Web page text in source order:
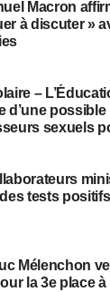
Macron
à discuter »
–
d’une
sexuels
tests
Mélenchon
la 3e place